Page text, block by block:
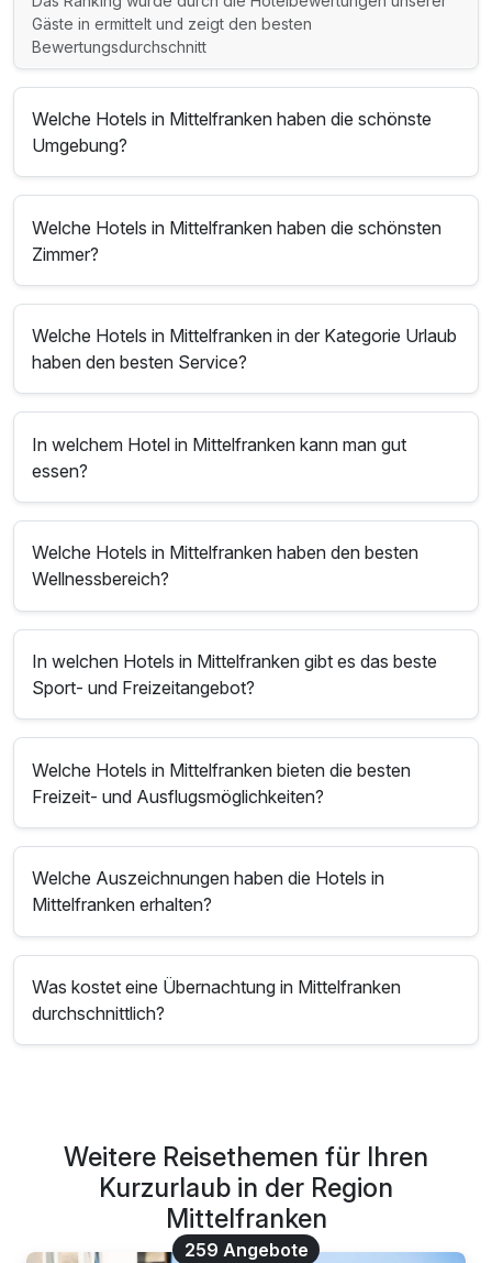
Gäste in ermittelt und zeigt den besten
Bewertungsdurchschnitt
Welche Hotels in Mittelfranken haben die schönste
Umgebung?
Welche Hotels in Mittelfranken haben die schönsten
Zimmer?
Welche Hotels in Mittelfranken in der Kategorie Urlaub
haben den besten Service?
In welchem Hotel in Mittelfranken kann man gut
essen?
Welche Hotels in Mittelfranken haben den besten
Wellnessbereich?
In welchen Hotels in Mittelfranken gibt es das beste
Sport- und Freizeitangebot?
Welche Hotels in Mittelfranken bieten die besten
Freizeit- und Ausflugsmöglichkeiten?
Welche Auszeichnungen haben die Hotels in
Mittelfranken erhalten?
Was kostet eine Übernachtung in Mittelfranken
durchschnittlich?
Weitere Reisethemen für Ihren
Kurzurlaub in der Region
Mittelfranken
259 Angebote